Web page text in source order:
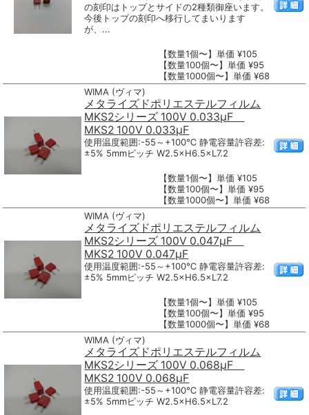
の刻印はトップとサイドの2種類御座います。
今後トップの刻印へ移行してまいります
が、...
【数量1個〜】単価 ¥105
【数量100個〜】単価 ¥95
【数量1000個〜】単価 ¥68
WIMA (ヴィマ)
メタライズドポリエステルフィルム
MKS2シリーズ 100V 0.033μF
MKS2 100V 0.033μF
使用温度範囲:-55～+100℃ 静電容量許容差:
±5% 5mmピッチ W2.5×H6.5×L7.2
【数量1個〜】単価 ¥105
【数量100個〜】単価 ¥95
【数量1000個〜】単価 ¥68
WIMA (ヴィマ)
メタライズドポリエステルフィルム
MKS2シリーズ 100V 0.047μF
MKS2 100V 0.047μF
使用温度範囲:-55～+100℃ 静電容量許容差:
±5% 5mmピッチ W2.5×H6.5×L7.2
【数量1個〜】単価 ¥105
【数量100個〜】単価 ¥95
【数量1000個〜】単価 ¥68
WIMA (ヴィマ)
メタライズドポリエステルフィルム
MKS2シリーズ 100V 0.068μF
MKS2 100V 0.068μF
使用温度範囲:-55～+100℃ 静電容量許容差:
±5% 5mmピッチ W2.5×H6.5×L7.2